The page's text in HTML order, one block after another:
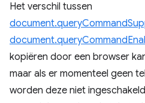
Het verschil tussen
kopiëren door een browser
maar als er momenteel geen
worden deze niet